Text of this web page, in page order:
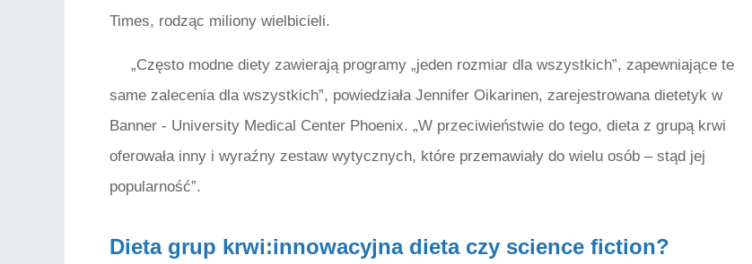
Times, rodząc miliony wielbicieli.
„Często modne diety zawierają programy „jeden rozmiar dla wszystkich”, zapewniające te
same zalecenia dla wszystkich”, powiedziała Jennifer Oikarinen, zarejestrowana dietetyk w
Banner - University Medical Center Phoenix. „W przeciwieństwie do tego, dieta z grupą krwi
oferowała inny i wyraźny zestaw wytycznych, które przemawiały do ​​wielu osób – stąd jej
popularność”.
Dieta grup krwi:innowacyjna dieta czy science fiction?